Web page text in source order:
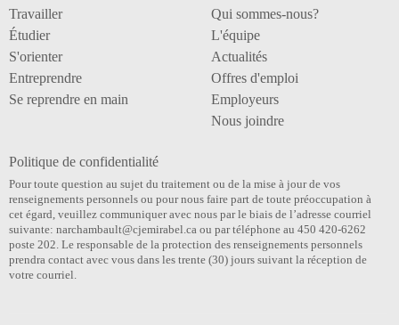
Travailler
Étudier
S'orienter
Entreprendre
Se reprendre en main
Qui sommes-nous?
L'équipe
Actualités
Offres d'emploi
Employeurs
Nous joindre
Politique de confidentialité
Pour toute question au sujet du traitement ou de la mise à jour de vos
renseignements personnels ou pour nous faire part de toute préoccupation à
cet égard, veuillez communiquer avec nous par le biais de l’adresse courriel
suivante: narchambault@cjemirabel.ca ou par téléphone au 450 420-6262
poste 202. Le responsable de la protection des renseignements personnels
prendra contact avec vous dans les trente (30) jours suivant la réception de
votre courriel.